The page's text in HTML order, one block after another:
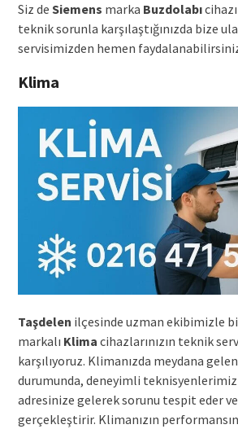
Siz de Siemens marka Buzdolabı
teknik sorunla karşılaştığınızda bize
servisimizden hemen
Klima
Taşdelen ilçesinde uzman ekibimizle
markalı Klima cihazlarınızın teknik
karşılıyoruz. Klimanızda meydana
durumunda, deneyimli teknisyenlerimiz
adresinize gelerek sorunu tespit eder
gerçekleştirir. Klimanızın